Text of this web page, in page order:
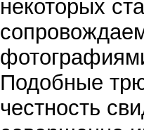
некоторых
Подобные
честность